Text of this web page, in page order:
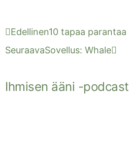
Edellinen10 tapaa parantaa
SeuraavaSovellus: Whale
Ihmisen ääni -